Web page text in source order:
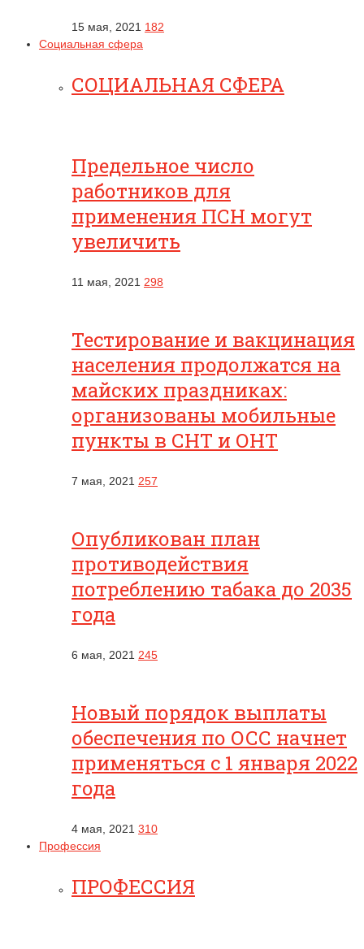
15 мая, 2021 182
Социальная сфера
СОЦИАЛЬНАЯ СФЕРА
Предельное число
работников для
применения ПСН могут
увеличить
11 мая, 2021 298
Тестирование и вакцинация
населения продолжатся на
майских праздниках:
организованы мобильные
пункты в СНТ и ОНТ
7 мая, 2021 257
Опубликован план
противодействия
потреблению табака до 2035
года
6 мая, 2021 245
Новый порядок выплаты
обеспечения по ОСС начнет
применяться с 1 января 2022
года
4 мая, 2021 310
Профессия
ПРОФЕССИЯ